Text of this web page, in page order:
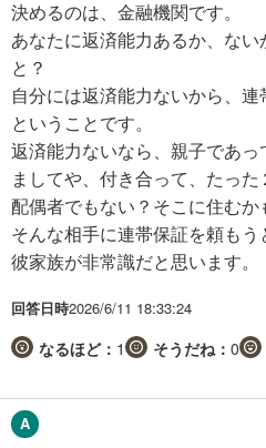
決めるのは、金融機関です。
あなたに返済能力あるか、な
と？
自分には返済能力ないから、連
ということです。
返済能力ないなら、親子であっ
ましてや、付き合って、たった
配偶者でもない？そこに住むか
そんな相手に連帯保証を頼もう
彼家族が非常識だと思います。
回答日時2026/6/11 18:33:24
なるほど： 1 そうだね： 0